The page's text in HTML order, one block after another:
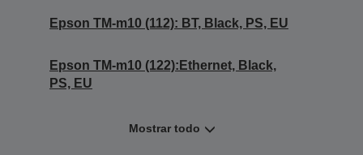
Epson TM-m10 (112): BT, Black, PS, EU
Epson TM-m10 (122):Ethernet, Black,
PS, EU
Mostrar todo